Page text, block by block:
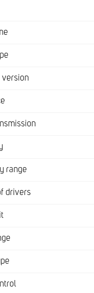
version
range
drivers